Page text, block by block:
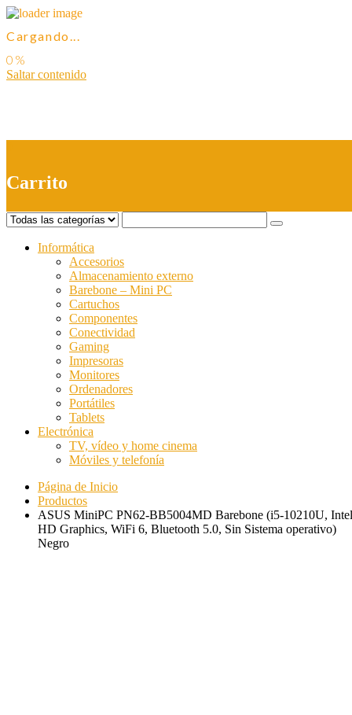
Cargando...
Saltar contenido
Carrito
Informática
Accesorios
Almacenamiento externo
Barebone – Mini PC
Cartuchos
Componentes
Conectividad
Gaming
Impresoras
Monitores
Ordenadores
Portátiles
Tablets
Electrónica
TV, vídeo y home cinema
Móviles y telefonía
Página de Inicio
Productos
ASUS MiniPC PN62-BB5004MD Barebone (i5-10210U, Intel
HD Graphics, WiFi 6, Bluetooth 5.0, Sin Sistema operativo)
Negro